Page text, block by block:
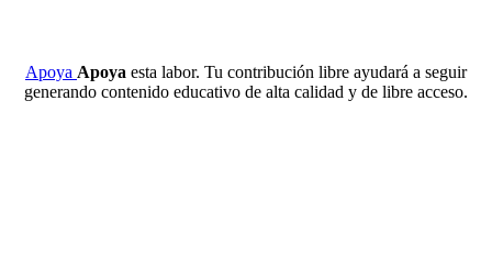
Apoya Apoya esta labor. Tu contribución libre ayudará a seguir
generando contenido educativo de alta calidad y de libre acceso.